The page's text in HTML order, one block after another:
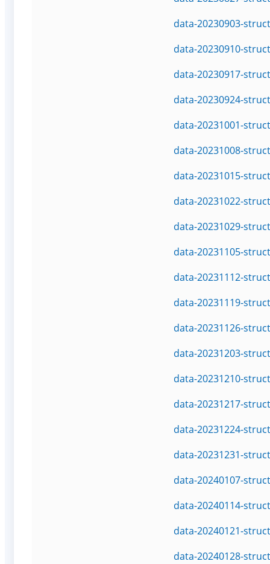
data-20230903-
data-20230910-
data-20230917-
data-20230924-
data-20231001-
data-20231008-
data-20231015-
data-20231022-
data-20231029-
data-20231105-
data-20231112-
data-20231119-
data-20231126-
data-20231203-
data-20231210-
data-20231217-
data-20231224-
data-20231231-
data-20240107-
data-20240114-
data-20240121-
data-20240128-